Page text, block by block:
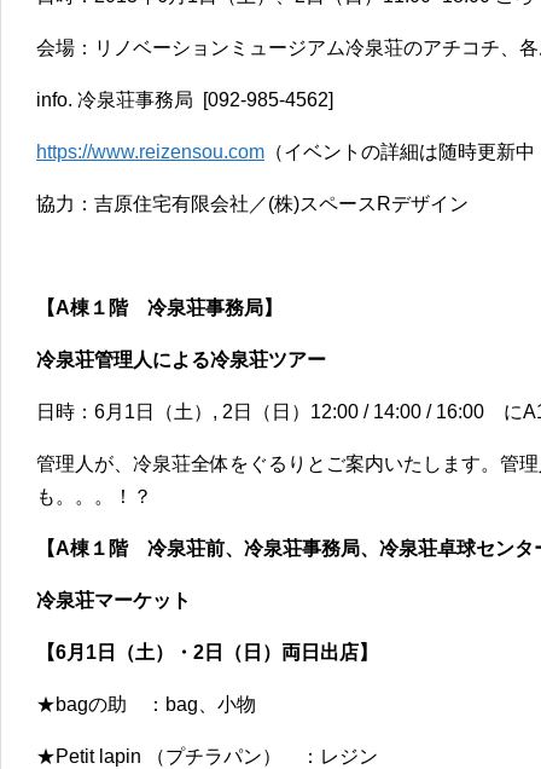
会場：リノベーションミュージアム冷泉荘のアチコチ、
info. 冷泉荘事務局 [092-985-4562]
https://www.reizensou.com （イベントの詳細は随時更新
協力：吉原住宅有限会社／(株)スペースRデザイン
【A棟１階 冷泉荘事務局】
冷泉荘管理人による冷泉荘ツアー
日時：6月1日（土）, 2日（日）12:00 / 14:00 / 16:00 に
管理人が、冷泉荘全体をぐるりとご案内いたします。管
も。。。！？
【A棟１階 冷泉荘前、冷泉荘事務局、冷泉荘卓球センタ
冷泉荘マーケット
【6月1日（土）・2日（日）両日出店】
★bagの助 ：bag、小物
★Petit lapin （プチラパン） ：レジン